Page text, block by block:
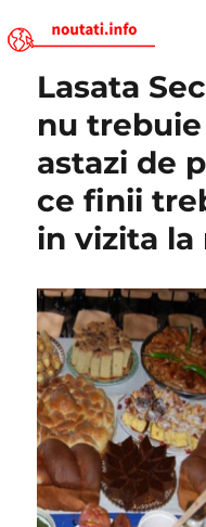
Noutati.Info
Lasata
nu trebuie
astazi de
ce finii
in vizita la